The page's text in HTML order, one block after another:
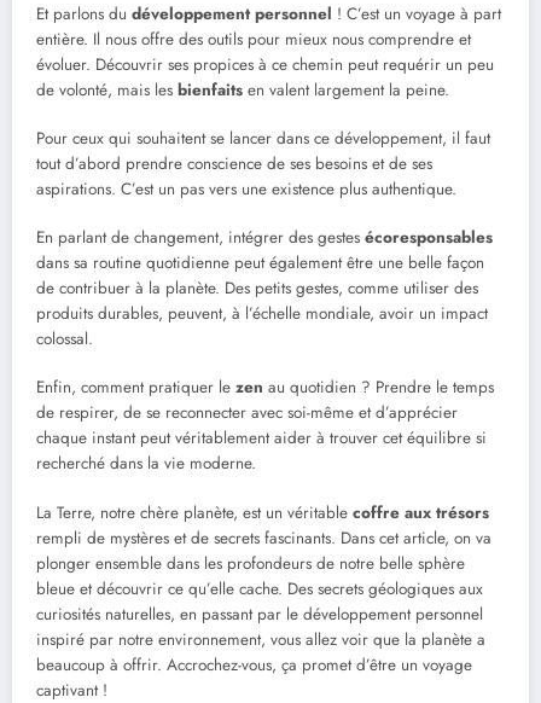
Et parlons du développement personnel ! C’est un voyage à part
entière. Il nous offre des outils pour mieux nous comprendre et
évoluer. Découvrir ses propices à ce chemin peut requérir un peu
de volonté, mais les bienfaits en valent largement la peine.
Pour ceux qui souhaitent se lancer dans ce développement, il faut
tout d’abord prendre conscience de ses besoins et de ses
aspirations. C’est un pas vers une existence plus authentique.
En parlant de changement, intégrer des gestes écoresponsables
dans sa routine quotidienne peut également être une belle façon
de contribuer à la planète. Des petits gestes, comme utiliser des
produits durables, peuvent, à l’échelle mondiale, avoir un impact
colossal.
Enfin, comment pratiquer le zen au quotidien ? Prendre le temps
de respirer, de se reconnecter avec soi-même et d’apprécier
chaque instant peut véritablement aider à trouver cet équilibre si
recherché dans la vie moderne.
La Terre, notre chère planète, est un véritable coffre aux trésors
rempli de mystères et de secrets fascinants. Dans cet article, on va
plonger ensemble dans les profondeurs de notre belle sphère
bleue et découvrir ce qu’elle cache. Des secrets géologiques aux
curiosités naturelles, en passant par le développement personnel
inspiré par notre environnement, vous allez voir que la planète a
beaucoup à offrir. Accrochez-vous, ça promet d’être un voyage
captivant !